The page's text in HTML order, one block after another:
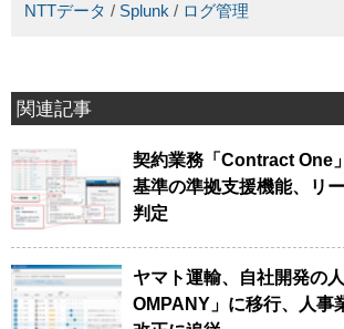
NTTデータ / Splunk / ログ管理
関連記事
契約業務「Contract One
基準の準拠支援機能、リ
判定
ヤマト運輸、自社開発の
OMPANY」に移行、人事